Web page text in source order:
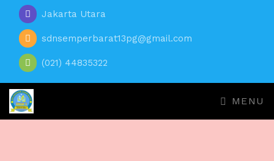
Jakarta Utara
sdnsemperbarat13pg@gmail.com
(021) 44835322
MENU